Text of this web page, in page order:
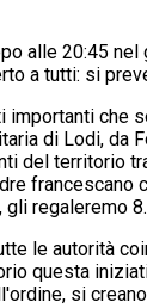
alle 20:45
a tutti: si
importanti che
di Lodi, da
del territorio
francescano
regaleremo
le autorità
questa
si